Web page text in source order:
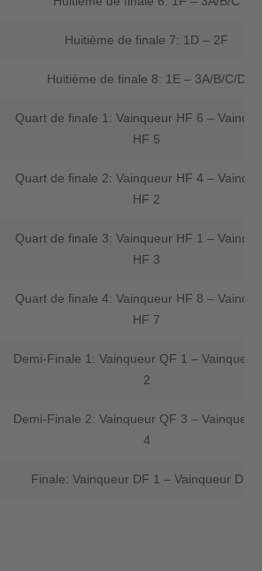
Huitième de finale 7: 1D – 2F
Huitième de finale 8: 1E – 3A/B/C/D
Quart de finale 1: Vainqueur HF 6 –
HF 5
Quart de finale 2: Vainqueur HF 4 –
HF 2
Quart de finale 3: Vainqueur HF 1 –
HF 3
Quart de finale 4: Vainqueur HF 8 –
HF 7
Demi-Finale 1: Vainqueur QF 1 – Vainqueur
2
Demi-Finale 2: Vainqueur QF 3 – Vainqueur
4
Finale: Vainqueur DF 1 – Vainqueur DF 2